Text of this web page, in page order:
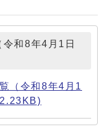
和8年4月1日
（令和8年4月1